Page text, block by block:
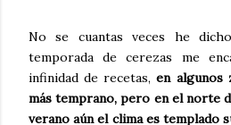
No se cuantas veces he
temporada de cerezas me
infinidad de recetas,en algunos
más temprano, pero en el norte
verano aún el clima es templado